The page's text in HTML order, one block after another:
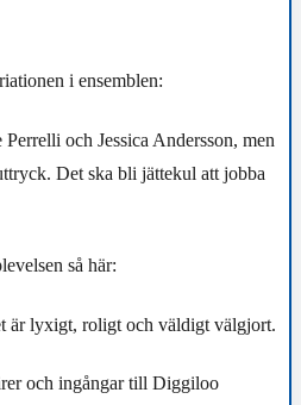
i ensemblen:
och Jessica Andersson, men
Det ska bli jättekul att jobba
så här:
är lyxigt, roligt och väldigt välgjort.
och ingångar till Diggiloo